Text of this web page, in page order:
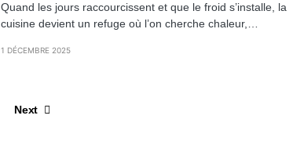
Quand les jours raccourcissent et que le froid s’installe, la
cuisine devient un refuge où l’on cherche chaleur,…
1 DÉCEMBRE 2025
Next